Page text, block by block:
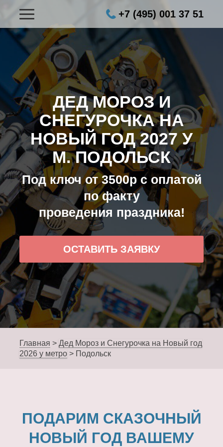
+7 (495) 001 37 51
ДЕД МОРОЗ И
СНЕГУРОЧКА НА
НОВЫЙ ГОД 2027 У
М. ПОДОЛЬСК
Под ключ от 3500р с оплатой
по факту
проведения праздника!
ОСТАВИТЬ ЗАЯВКУ
Главная > Дед Мороз и Снегурочка на Новый год
2026 у метро > Подольск
ПОДАРИМ СКАЗОЧНЫЙ
НОВЫЙ ГОД ВАШЕМУ